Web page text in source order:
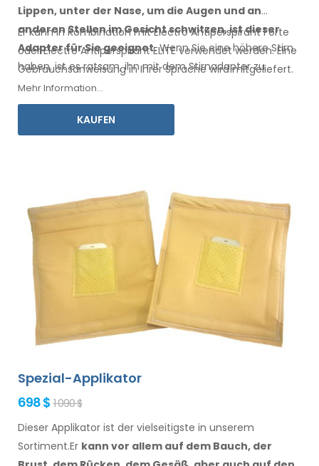
Lippen, unter der Nase, um die Augen und an
anderen Stellenim Gesichtschwitzen,istdieser
Adapter für Sie geeignet. WennSieeinehöhere Stirn
haben, ist es ratsam, ihnmit dem Stirnadapterzu
kombinieren.
Er kann in Kombination mit Electro Antiperspirant Forte
oder Electro Antiperspirant ELITE verwendet werden. Eine
Gebrauchsanweisung in IhrerSprache wird mitgeliefert.
Mehr Information...
KAUFEN
Spezial-Applikator
698 $ 1 090 $
Dieser Applikator ist der vielseitigste in unserem
Sortiment.Er kann vor allem auf dem Bauch, der